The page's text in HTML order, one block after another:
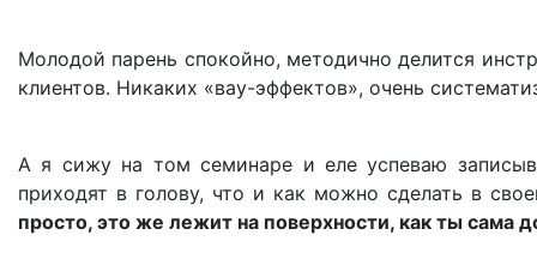
Молодой парень спокойно, методично делится
клиентов. Никаких «вау-эффектов», очень
А я сижу на том семинаре и еле успеваю
приходят в голову, что и как можно сделать в
просто, это же лежит на поверхности, как ты сама